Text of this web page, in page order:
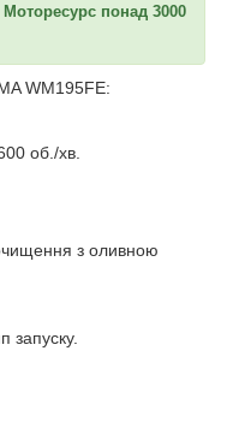
Моторесурс понад 3000
WM195FЕ:
об./хв.
з оливною
запуску.